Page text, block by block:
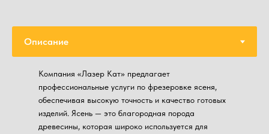
Компания «Лазер Кат» предлагает
профессиональные услуги по фрезеровке ясеня,
обеспечивая высокую точность и качество готовых
изделий. Ясень — это благородная порода
древесины, которая широко используется для